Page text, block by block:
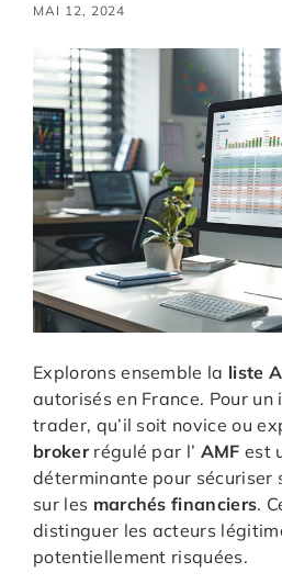
MAI 12, 2024
Explorons ensemble la liste
autorisés en France. Pour un
trader, qu’il soit novice ou
brokerrégulé par l’ AMF est
déterminante pour sécuriser
sur les marchés financiers.
distinguer les acteurs
potentiellement risquées.